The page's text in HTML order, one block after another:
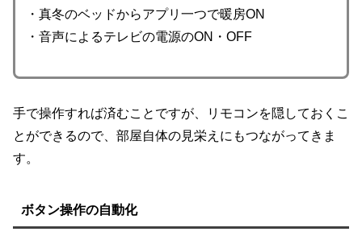
・真冬のベッドからアプリ一つで暖房ON
・音声によるテレビの電源のON・OFF
手で操作すれば済むことですが、リモコンを隠しておくこ
とができるので、部屋自体の見栄えにもつながってきま
す。
ボタン操作の自動化